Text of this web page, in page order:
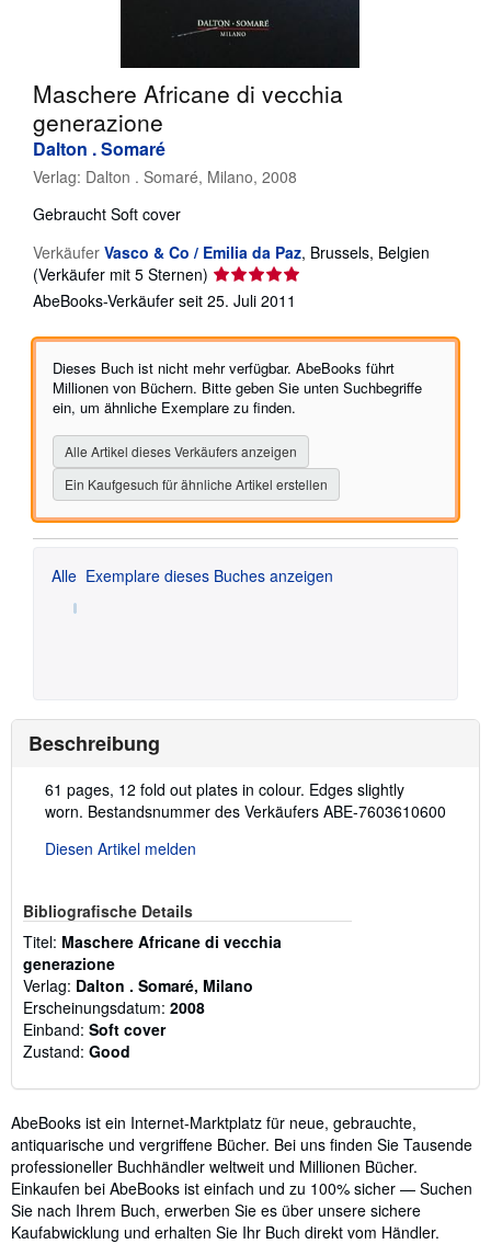
SCHLIESSEN
Maschere Africane di vecchia
generazione
Dalton . Somaré
Verlag: Dalton . Somaré, Milano, 2008
Gebraucht Soft cover
Verkäufer Vasco & Co / Emilia da Paz, Brussels, Belgien
(Verkäufer mit 5 Sternen) Verkäuferbewertung
5
5
Sternen
AbeBooks-Verkäufer seit 25. Juli 2011
Dieses Buch ist nicht mehr verfügbar. AbeBooks führt
Millionen von Büchern. Bitte geben Sie unten Suchbegriffe
ein, um ähnliche Exemplare zu finden.
Alle Artikel dieses Verkäufers anzeigen
Ein Kaufgesuch für ähnliche Artikel erstellen
Alle Exemplare dieses Buches anzeigen
Beschreibung
Beschreibung:
61 pages, 12 fold out plates in colour. Edges slightly
worn. Bestandsnummer des Verkäufers ABE-7603610600
Diesen Artikel melden
Bibliografische Details
Titel: Maschere Africane di vecchia
generazione
Verlag: Dalton . Somaré, Milano
Erscheinungsdatum: 2008
Einband: Soft cover
Zustand: Good
AbeBooks ist ein Internet-Marktplatz für neue, gebrauchte,
antiquarische und vergriffene Bücher. Bei uns finden Sie Tausende
professioneller Buchhändler weltweit und Millionen Bücher.
Einkaufen bei AbeBooks ist einfach und zu 100% sicher — Suchen
Sie nach Ihrem Buch, erwerben Sie es über unsere sichere
Kaufabwicklung und erhalten Sie Ihr Buch direkt vom Händler.